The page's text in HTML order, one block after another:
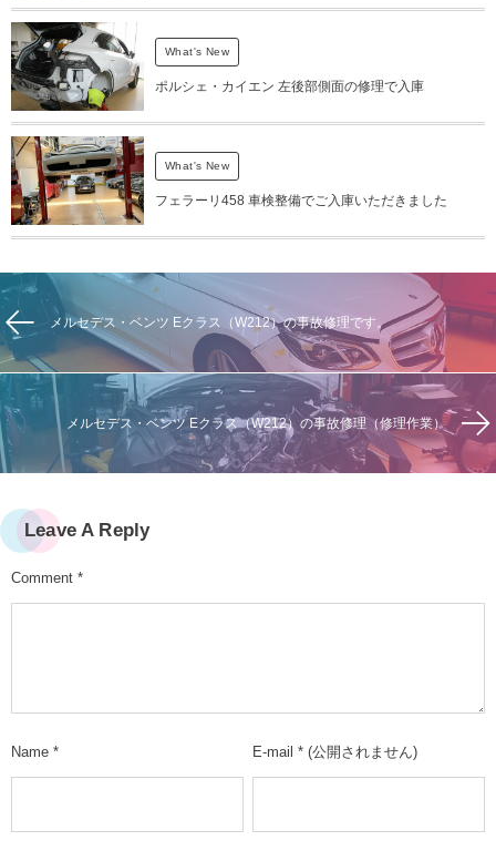
What's New
ポルシェ・カイエン 左後部側面の修理で入庫
What's New
フェラーリ458 車検整備でご入庫いただきました
メルセデス・ベンツ Eクラス（W212）の事故修理です。
メルセデス・ベンツ Eクラス（W212）の事故修理（修理作業）
Leave A Reply
Comment *
Name * E-mail * (公開されません)